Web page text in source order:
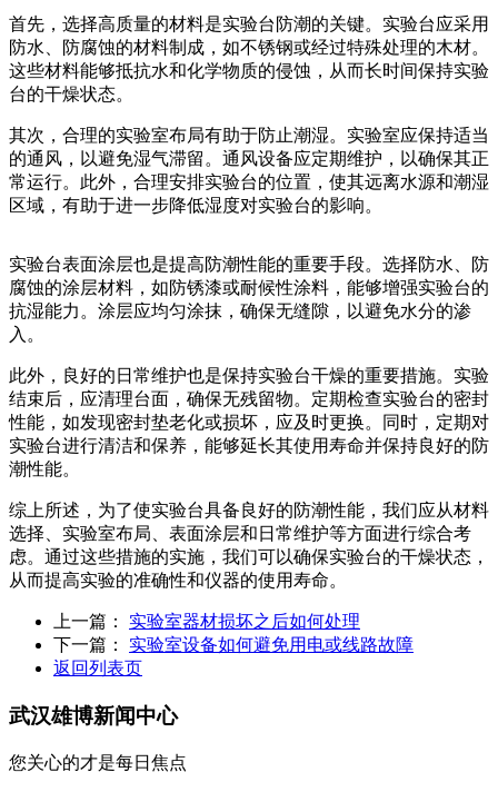
首先，选择高质量的材料是实验台防潮的关键。实验台应采用
防水、防腐蚀的材料制成，如不锈钢或经过特殊处理的木材。
这些材料能够抵抗水和化学物质的侵蚀，从而长时间保持实验
台的干燥状态。
其次，合理的实验室布局有助于防止潮湿。实验室应保持适当
的通风，以避免湿气滞留。通风设备应定期维护，以确保其正
常运行。此外，合理安排实验台的位置，使其远离水源和潮湿
区域，有助于进一步降低湿度对实验台的影响。
实验台表面涂层也是提高防潮性能的重要手段。选择防水、防
腐蚀的涂层材料，如防锈漆或耐候性涂料，能够增强实验台的
抗湿能力。涂层应均匀涂抹，确保无缝隙，以避免水分的渗
入。
此外，良好的日常维护也是保持实验台干燥的重要措施。实验
结束后，应清理台面，确保无残留物。定期检查实验台的密封
性能，如发现密封垫老化或损坏，应及时更换。同时，定期对
实验台进行清洁和保养，能够延长其使用寿命并保持良好的防
潮性能。
综上所述，为了使实验台具备良好的防潮性能，我们应从材料
选择、实验室布局、表面涂层和日常维护等方面进行综合考
虑。通过这些措施的实施，我们可以确保实验台的干燥状态，
从而提高实验的准确性和仪器的使用寿命。
上一篇： 实验室器材损坏之后如何处理
下一篇： 实验室设备如何避免用电或线路故障
返回列表页
武汉雄博新闻中心
您关心的才是每日焦点